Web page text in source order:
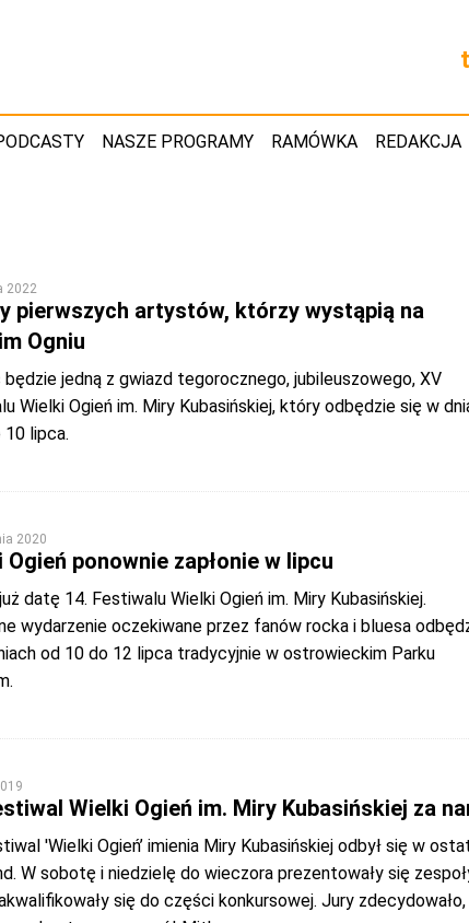
NASZE PROGRAMY RAMÓWKA REDAKCJA
2022
pierwszych artystów, którzy wystąpią na
Ogniu
będzie jedną z gwiazd tegorocznego, jubileuszowego, XV
Wielki Ogień im. Miry Kubasińskiej, który odbędzie się w
lipca.
2020
Ogień ponownie zapłonie w lipcu
datę 14. Festiwalu Wielki Ogień im. Miry Kubasińskiej.
wydarzenie oczekiwane przez fanów rocka i bluesa
od 10 do 12 lipca tradycyjnie w ostrowieckim Parku
Wielki Ogień im. Miry Kubasińskiej za
'Wielki Ogień’ imienia Miry Kubasińskiej odbył się w
W sobotę i niedzielę do wieczora prezentowały się
się do części konkursowej. Jury